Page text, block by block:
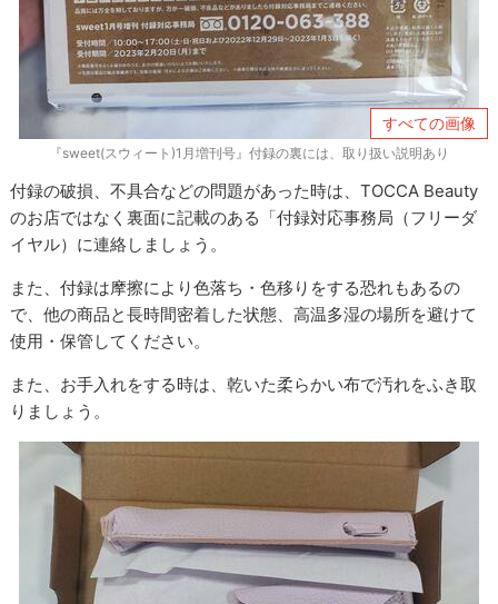
すべての画像
『sweet(スウィート)1月増刊号』付録の裏には、取り扱い説明あり
付録の破損、不具合などの問題があった時は、TOCCA Beauty
のお店ではなく裏面に記載のある「付録対応事務局（フリーダ
イヤル）に連絡しましょう。
また、付録は摩擦により色落ち・色移りをする恐れもあるの
で、他の商品と長時間密着した状態、高温多湿の場所を避けて
使用・保管してください。
また、お手入れをする時は、乾いた柔らかい布で汚れをふき取
りましょう。